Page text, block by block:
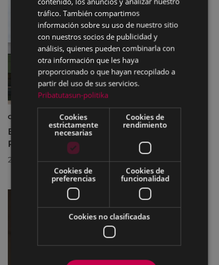
CULTURA
El Museo de la Industria Armera recibe el
Premio Delta Cultura a la Trayectoria 2026
23/07/2026
SPANISH
tráfico. También compartimos
información sobre su uso de nuestro sitio
con nuestros socios de publicidad y
análisis, quienes pueden combinarla con
otra información que les haya
proporcionado o que hayan recopilado a
partir del uso de sus servicios.
Pribatutasun-politika
Cookies
estrictamente
necesarias
Cookies de
rendimiento
Cookies de
preferencias
Cookies de
funcionalidad
Cookies no clasificadas